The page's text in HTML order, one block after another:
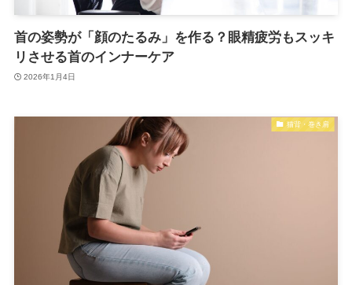
首の姿勢が「顔のたるみ」を作る？眼精疲労もスッキ
リさせる首のインナーケア
2026年1月4日
猫背・巻き肩